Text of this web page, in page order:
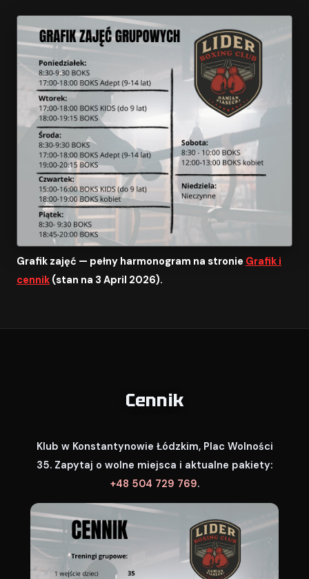
Grafik zajęć — pełny harmonogram na stronie Grafik i
cennik (stan na 3 April 2026).
Cennik
Klub w Konstantynowie Łódzkim, Plac Wolności
35. Zapytaj o wolne miejsca i aktualne pakiety:
+48 504 729 769.